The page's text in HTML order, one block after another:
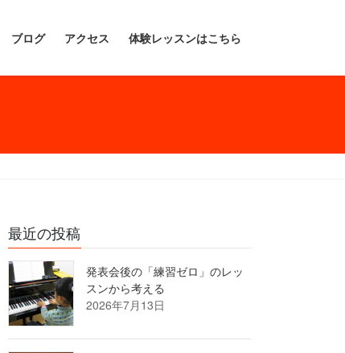
ブログ アクセス 体験レッスンはこちら
最近の投稿
発表会後の「練習ゼロ」のレッ
スンから考える
2026年7月13日